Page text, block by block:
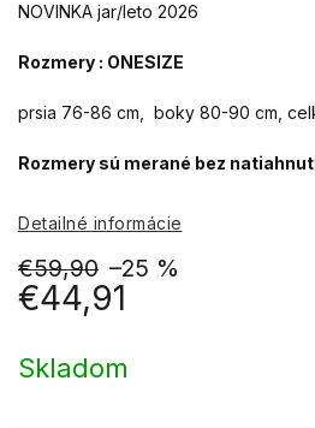
€59,90 –25 %
€44,91
cena:
Skladom
NOVINKA jar/leto 2026
Rozmery : ONESIZE
prsia 76-86 cm, boky 80-90 cm,
Rozmery sú merané bez
Detailné informácie